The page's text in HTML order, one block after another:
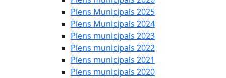
Plens Municipals 2025
Plens Municipals 2024
Plens municipals 2023
Plens municipals 2022
Plens municipals 2021
Plens municipals 2020